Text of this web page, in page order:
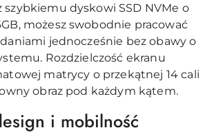
szybkiemu dyskowi SSD NVMe o
możesz swobodnie pracować
jednocześnie bez obawy o
Rozdzielczość ekranu
matrycy o przekątnej 14 cali
obraz pod każdym kątem.
i mobilność